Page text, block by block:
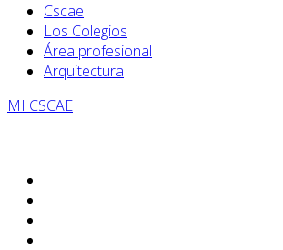
Cscae
Los Colegios
Área profesional
Arquitectura
MI CSCAE